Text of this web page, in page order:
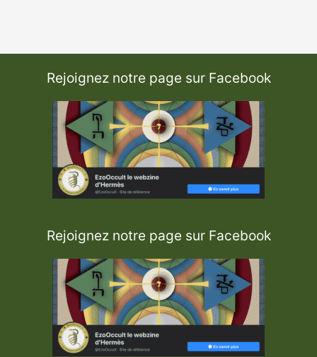
Rejoignez notre page sur Facebook
Rejoignez notre page sur Facebook